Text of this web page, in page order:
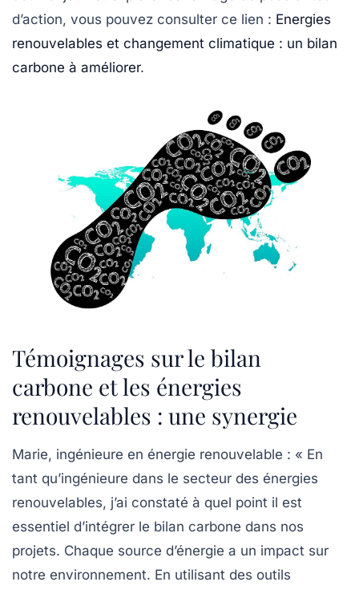
d’action, vous pouvez consulter ce lien : Energies
renouvelables et changement climatique : un bilan
carbone à améliorer.
Témoignages sur le bilan
carbone et les énergies
renouvelables : une synergie
Marie, ingénieure en énergie renouvelable : « En
tant qu’ingénieure dans le secteur des énergies
renouvelables, j’ai constaté à quel point il est
essentiel d’intégrer le bilan carbone dans nos
projets. Chaque source d’énergie a un impact sur
notre environnement. En utilisant des outils